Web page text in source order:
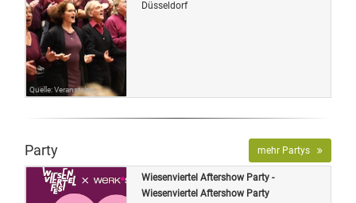
Quelle: Veranstalter
Düsseldorf
Party mehr Partys
Wiesenviertel Aftershow Party -
Wiesenviertel Aftershow Party